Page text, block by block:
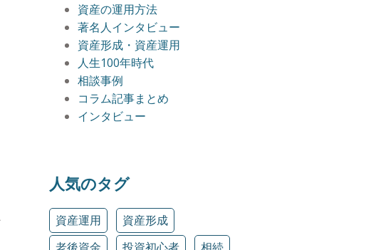
資産の運用方法
著名人インタビュー
資産形成・資産運用
人生100年時代
相談事例
コラム記事まとめ
インタビュー
人気のタグ
資産運用
資産形成
老後資金
投資初心者
相続